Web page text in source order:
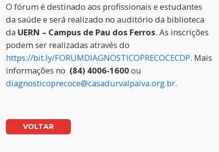
O fórum é destinado aos profissionais e estudantes
da saúde e será realizado no auditório da biblioteca
da UERN – Campus de Pau dos Ferros. As inscrições
podem ser realizadas através do
https://bit.ly/FORUMDIAGNOSTICOPRECOCECDP. Mais
informações no (84) 4006-1600ou
diagnosticoprecoce@casadurvalpaiva.org.br.
VOLTAR